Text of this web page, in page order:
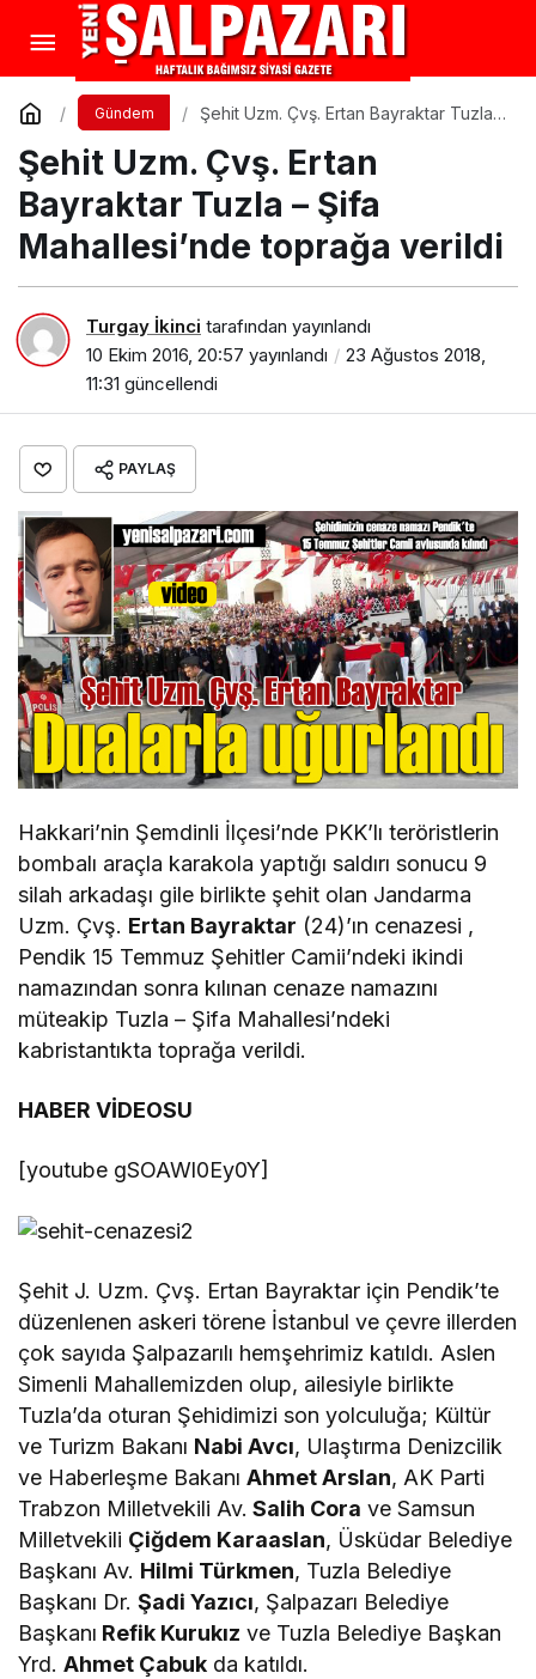
Gündem
Şehit Uzm. Çvş. Ertan Bayraktar Tuzla –
Şehit Uzm. Çvş. Ertan
Bayraktar Tuzla – Şifa
Mahallesi’nde toprağa verildi
Turgay İkinci tarafından yayınlandı
10 Ekim 2016, 20:57 yayınlandı
23 Ağustos 2018,
11:31 güncellendi
PAYLAŞ
Hakkari’nin Şemdinli İlçesi’nde PKK’lı teröristlerin
bombalı araçla karakola yaptığı saldırı sonucu 9
silah arkadaşı gile birlikte şehit olan Jandarma
Uzm. Çvş. Ertan Bayraktar (24)’ın cenazesi ,
Pendik 15 Temmuz Şehitler Camii’ndeki ikindi
namazından sonra kılınan cenaze namazını
müteakip Tuzla – Şifa Mahallesi’ndeki
kabristantıkta toprağa verildi.
HABER VİDEOSU
[youtube gSOAWl0Ey0Y]
Şehit J. Uzm. Çvş. Ertan Bayraktar için Pendik’te
düzenlenen askeri törene İstanbul ve çevre illerden
çok sayıda Şalpazarılı hemşehrimiz katıldı. Aslen
Simenli Mahallemizden olup, ailesiyle birlikte
Tuzla’da oturan Şehidimizi son yolculuğa; Kültür
ve Turizm Bakanı Nabi Avcı, Ulaştırma Denizcilik
ve Haberleşme BakanıAhmet Arslan, AK Parti
Trabzon Milletvekili Av. Salih Cora ve Samsun
Milletvekili Çiğdem Karaaslan, Üsküdar Belediye
Başkanı Av. Hilmi Türkmen, Tuzla Belediye
Başkanı Dr.Şadi Yazıcı, Şalpazarı Belediye
Başkanı Refik Kurukız ve Tuzla Belediye Başkan
Yrd.Ahmet Çabuk da katıldı.